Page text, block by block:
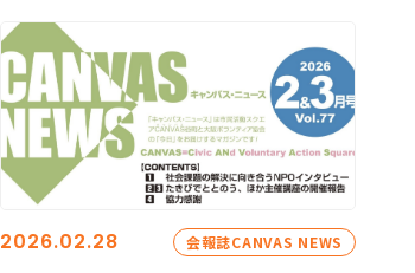
2026.02.28 会報誌CANVAS NEWS